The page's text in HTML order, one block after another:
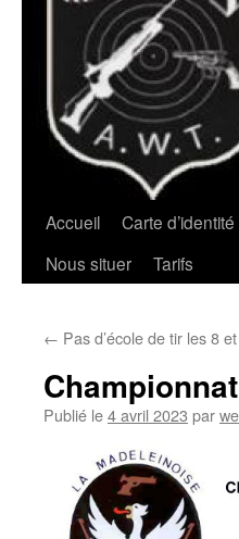
Accueil Carte d’identité
Nous situer
Tarifs
← Pas d’école de tir les 8
Publié le4 avril 2023 par